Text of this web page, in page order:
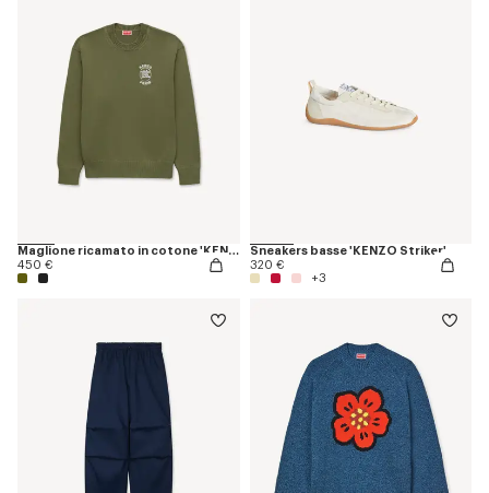
Maglione ricamato in cotone 'KENZO Paris Emblem'
450 €
Sneakers basse 'KENZO Striker'
320 €
+3